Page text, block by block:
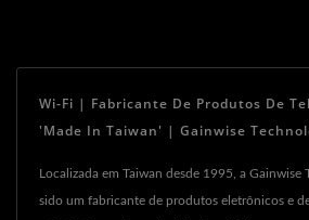
Wi-Fi | Fabricante De Produtos De
'Made In Taiwan' | Gainwise
Localizada em Taiwan desde 1995, a Gainwise
sido um fabricante de produtos eletrônicos e